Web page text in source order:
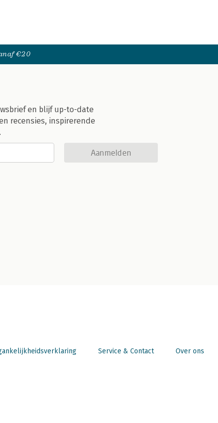
€20
en blijf up-to-date
recensies, inspirerende
Aanmelden
Service & Contact Over ons